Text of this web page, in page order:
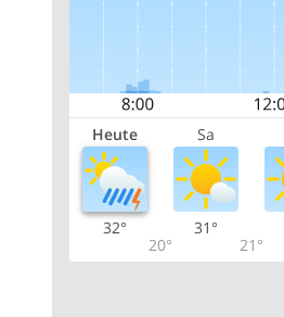
Heute Sa
32°
20°
31°
21°